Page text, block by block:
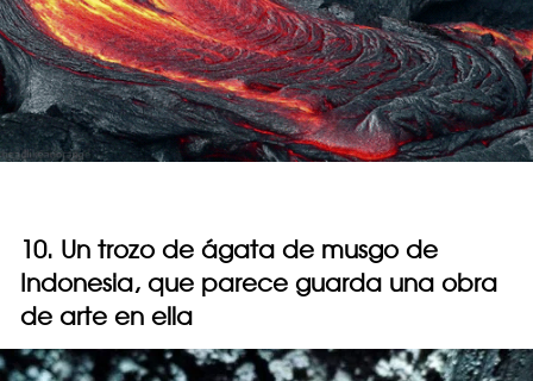
10. Un trozo de ágata de musgo de
Indonesia, que parece guarda una obra
de arte en ella